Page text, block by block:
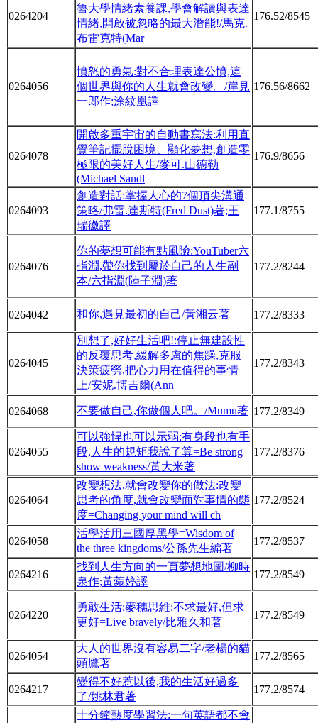
0264204
魯大學情緒素養課,學會解讀與表達
情緒,開啟被忽略的最大潛能!/馬克.
布雷克特(Mar
176.52/8545
0264056
憤怒的勇氣:對不合理表達公憤,這
個世界與你的人生就會改變。/岸見
一郎作;涂紋凰譯
176.56/8662
0264078
開啟多重宇宙的自動書寫法:利用直
覺筆記擺脫困境、顯化夢想,創造零
極限的美好人生/麥可.山德勒
(Michael Sandl
176.9/8656
0264093
創造對話:掌握人心的7個頂尖溝通
策略/弗雷.達斯特(Fred Dust)著;王
瑞徽譯
177.1/8755
0264076
你的夢想可能有點風險:YouTuber六
指淵,帶你找到屬於自己的人生副
本/六指淵(陸子淵)著
177.2/8244
0264042 和你,遇見最初的自己/黃湘云著 177.2/8333
0264045
別想了,好好生活吧!:停止無建設性
的反覆思考,緩解多慮的焦躁,克服
決策疲勞,把心力用在值得的事情
上/安妮.博吉爾(Ann
177.2/8343
0264068 不要做自己,你做個人吧。/Mumu著 177.2/8349
0264055
可以強悍也可以示弱:有身段也有手
段,人生的規矩我說了算=Be strong
show weakness/黃大米著
177.2/8376
0264064
改變想法,就會改變你的做法:改變
思考的角度,就會改變面對事情的態
度=Changing your mind will ch
177.2/8524
0264058
活學活用三國厚黑學=Wisdom of
the three kingdoms/公孫先生編著
177.2/8537
0264216
找到人生方向的一頁夢想地圖/柳時
泉作;黃菀婷譯
177.2/8549
0264220
勇敢生活:麥穗思維:不求最好,但求
更好=Live bravely/比雅久和著
177.2/8549
0264054
大人的世界沒有容易二字/老楊的貓
頭鷹著
177.2/8565
0264217
變得不好惹以後,我的生活好過多
了/姚林君著
177.2/8574
十分鐘熱度學習法:一句英語都不會